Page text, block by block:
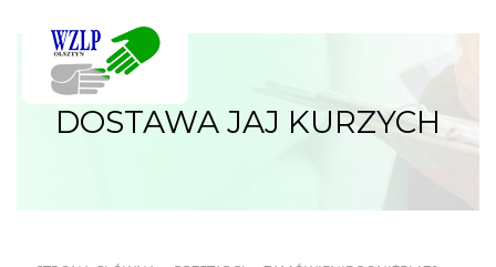
DOSTAWA JAJ KURZYCH